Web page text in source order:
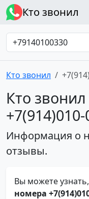
Кто звонил
Кто звонил
Кто
+7(914)010-
Информация о
отзывы.
Вы можете узнать,
номера